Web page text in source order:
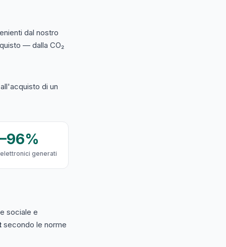
dal nostro
— dalla CO₂
di un
generati
sociale e
secondo le norme